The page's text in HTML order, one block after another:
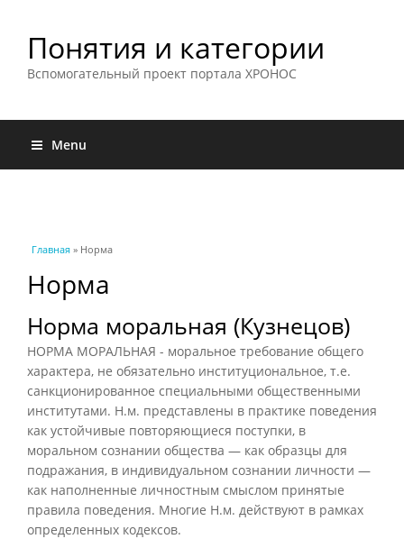
Понятия и категории
Вспомогательный проект портала ХРОНОС
Menu
Вы здесь
Главная » Норма
Норма
Норма моральная (Кузнецов)
НОРМА МОРАЛЬНАЯ - моральное требование общего
характера, не обязательно институциональное, т.е.
санкционированное специальными общественными
институтами. Н.м. представлены в практике поведения
как устойчивые повторяющиеся поступки, в
моральном сознании общества — как образцы для
подражания, в индивидуальном сознании личности —
как наполненные личностным смыслом принятые
правила поведения. Многие Н.м. действуют в рамках
определенных кодексов.